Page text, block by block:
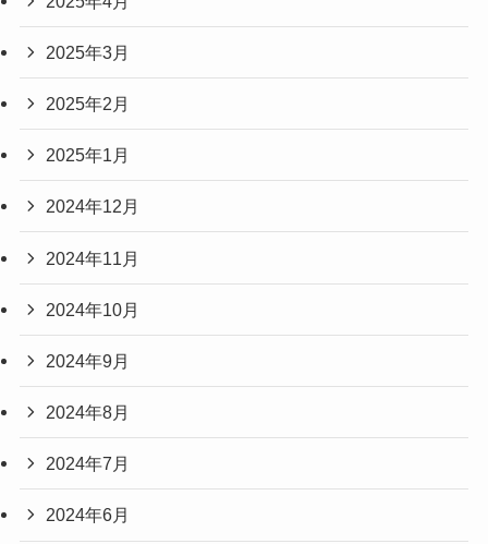
2025年3月
2025年2月
2025年1月
2024年12月
2024年11月
2024年10月
2024年9月
2024年8月
2024年7月
2024年6月